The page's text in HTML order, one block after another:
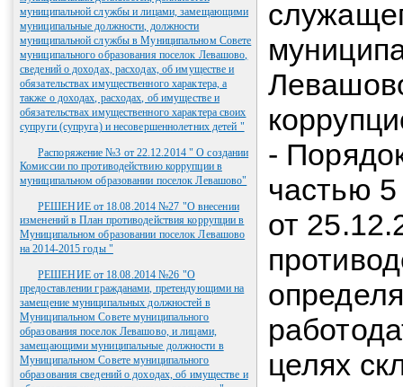
муниципальной службы и лицами, замещающими
муниципальные должности, должности
муниципальной службы в Муниципальном Совете
муниципального образования поселок Левашово,
сведений о доходах, расходах, об имуществе и
обязательствах имущественного характера, а
также о доходах, расходах, об имуществе и
обязательствах имущественного характера своих
супруги (супруга) и несовершеннолетних детей "
Распоряжение №3 от 22.12.2014 " О создании
Комиссии по противодействию коррупции в
муниципальном образовании поселок Левашово"
РЕШЕНИЕ от 18.08.2014 №27 "О внесении
изменений в План противодействия коррупции в
Муниципальном образовании поселок Левашово
на 2014-2015 годы "
РЕШЕНИЕ от 18.08.2014 №26 "О
предоставлении гражданами, претендующими на
замещение муниципальных должностей в
Муниципальном Совете муниципального
образования поселок Левашово, и лицами,
замещающими муниципальные должности в
Муниципальном Совете муниципального
образования сведений о доходах, об имуществе и
-
частью
от
целях